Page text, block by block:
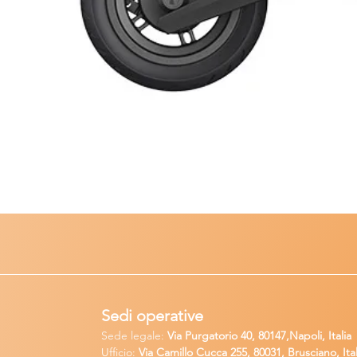
Sedi operative
Sede legale:Via Purgatorio 40, 80147,Napoli, Italia
Ufficio:Via Camillo Cucca 255, 80031, Brusciano,